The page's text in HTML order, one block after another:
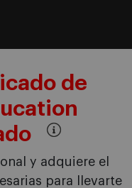
de
y adquiere el
para llevarte